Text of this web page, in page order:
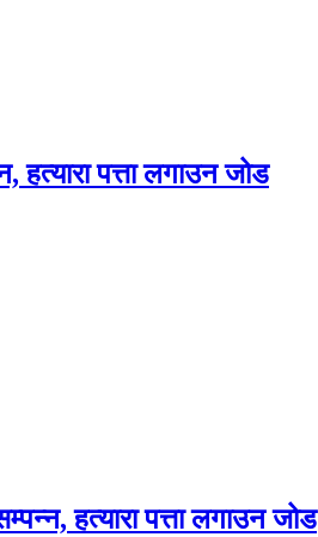
हत्यारा पत्ता लगाउन जोड
हत्यारा पत्ता लगाउन जोड